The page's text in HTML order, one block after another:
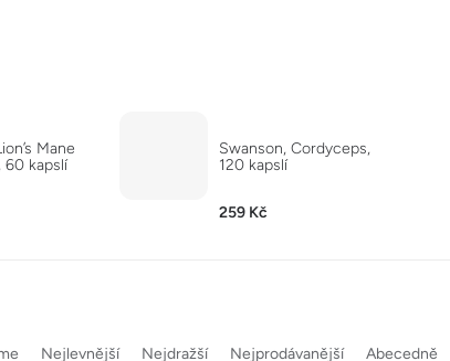
Mane
60 kapslí
Swanson, Cordyceps,
120 kapslí
259 Kč
Nejlevnější Nejdražší Nejprodávanější Abecedně